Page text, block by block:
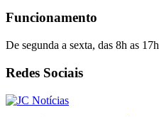
Funcionamento
De segunda a sexta, das 8h as 17h
Redes Sociais